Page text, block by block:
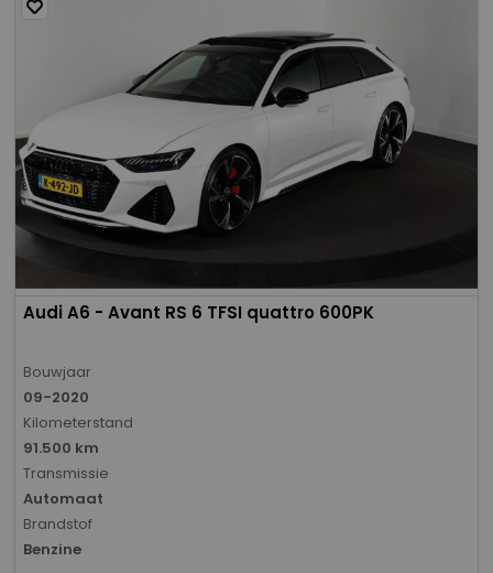
Audi A6 - Avant RS 6 TFSI quattro 600PK
Bouwjaar
09-2020
Kilometerstand
91.500 km
Transmissie
Automaat
Brandstof
Benzine